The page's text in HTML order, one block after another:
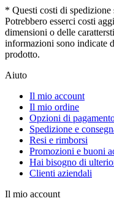
* Questi costi di spedizione
Potrebbero esserci costi
dimensioni o delle
informazioni sono indicate
prodotto.
Aiuto
Il mio account
Il mio ordine
Opzioni di
Spedizione e
Resi e rimborsi
Promozioni e buoni
Hai bisogno di
Clienti aziendali
Il mio account